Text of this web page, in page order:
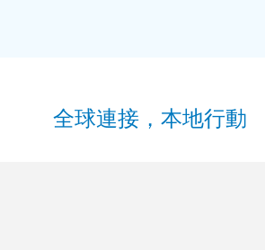
全球連接，本地行動